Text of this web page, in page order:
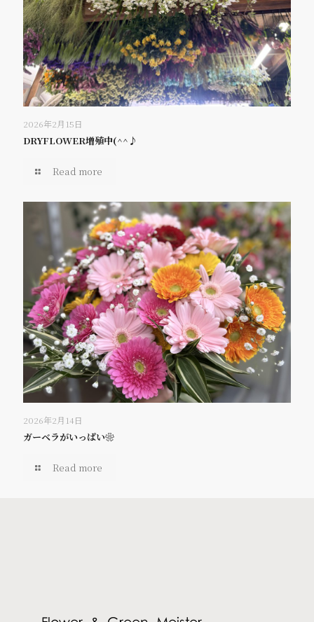
2026年2月15日
DRYFLOWER増殖中(^^♪
Read more
2026年2月14日
ガーベラがいっぱい❀
Read more